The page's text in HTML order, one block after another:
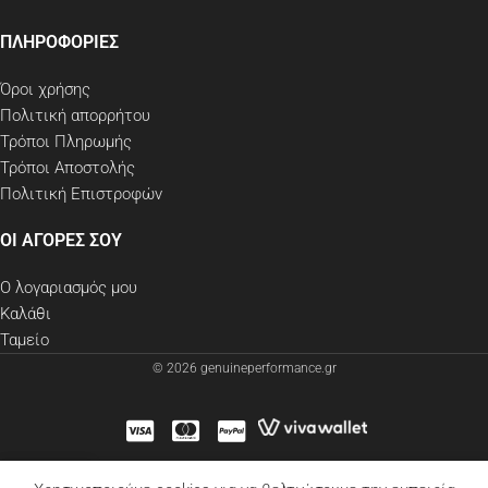
ΠΛΗΡΟΦΟΡΙΕΣ
Όροι χρήσης
Πολιτική απορρήτου
Τρόποι Πληρωμής
Τρόποι Αποστολής
Πολιτική Επιστροφών
ΟΙ ΑΓΟΡΕΣ ΣΟΥ
Ο λογαριασμός μου
Καλάθι
Ταμείο
© 2026 genuineperformance.gr